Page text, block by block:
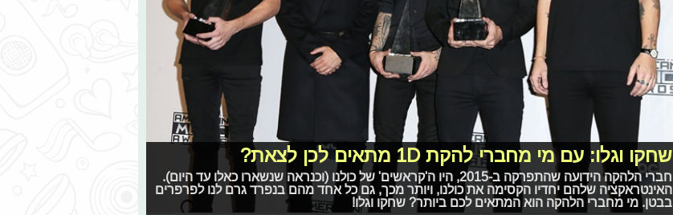
שחקו וגלו: עם מי מחברי להקת 1D מתאים לכן לצאת?
חברי הלהקה הידועה שהתפרקה ב-2015, היו ה'קראשים' של כולנו (וכנראה שנשארו כאלו עד היום).
האינטראקציה שלהם יחדיו הקסימה את כולנו, ויותר מכך, גם כל אחד מהם בנפרד גרם לנו לפרפרים
בבטן. מי מחברי הלהקה הוא המתאים לכם ביותר? שחקו וגלו!